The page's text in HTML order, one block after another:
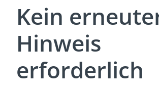
Kein
Hinweis
erforderlich